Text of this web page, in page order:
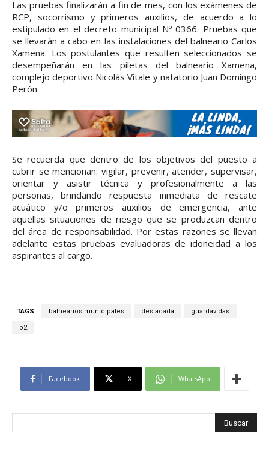
Las pruebas finalizarán a fin de mes, con los exámenes de
RCP, socorrismo y primeros auxilios, de acuerdo a lo
estipulado en el decreto municipal Nº 0366. Pruebas que
se llevarán a cabo en las instalaciones del balneario Carlos
Xamena. Los postulantes que resulten seleccionados se
desempeñarán en las piletas del balneario Xamena,
complejo deportivo Nicolás Vitale y natatorio Juan Domingo
Perón.
Se recuerda que dentro de los objetivos del puesto a
cubrir se mencionan: vigilar, prevenir, atender, supervisar,
orientar y asistir técnica y profesionalmente a las
personas, brindando respuesta inmediata de rescate
acuático y/o primeros auxilios de emergencia, ante
aquellas situaciones de riesgo que se produzcan dentro
del área de responsabilidad. Por estas razones se llevan
adelante estas pruebas evaluadoras de idoneidad a los
aspirantes al cargo.
TAGS balnearios municipales destacada guardavidas
p2
Facebook X WhatsApp